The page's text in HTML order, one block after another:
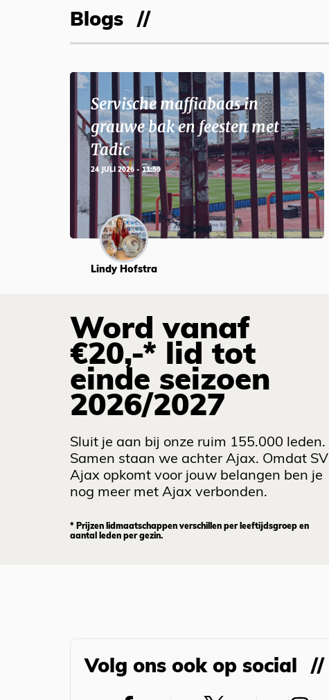
Blogs
Servische maffiabaas in
grauwe bak en feesten met
Tadic
24 JULI 2026 - 11:59
Lindy Hofstra
Word vanaf
€20,-* lid tot
einde seizoen
2026/2027
Sluit je aan bij onze ruim 155.000 leden.
Samen staan we achter Ajax. Omdat SV
Ajax opkomt voor jouw belangen ben je
nog meer met Ajax verbonden.
* Prijzen lidmaatschappen verschillen per leeftijdsgroep en
aantal leden per gezin.
Volg ons ook op social